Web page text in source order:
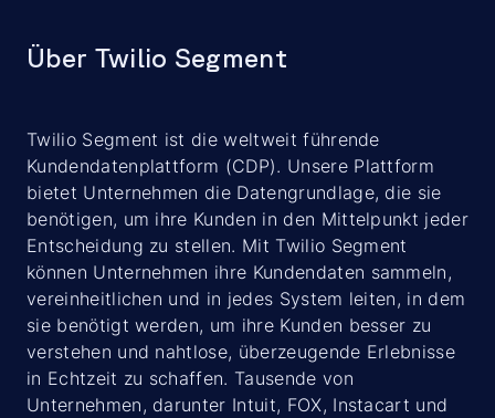
Über Twilio Segment
Twilio Segment ist die weltweit führende
Kundendatenplattform (CDP). Unsere Plattform
bietet Unternehmen die Datengrundlage, die sie
benötigen, um ihre Kunden in den Mittelpunkt jeder
Entscheidung zu stellen. Mit Twilio Segment
können Unternehmen ihre Kundendaten sammeln,
vereinheitlichen und in jedes System leiten, in dem
sie benötigt werden, um ihre Kunden besser zu
verstehen und nahtlose, überzeugende Erlebnisse
in Echtzeit zu schaffen. Tausende von
Unternehmen, darunter Intuit, FOX, Instacart und